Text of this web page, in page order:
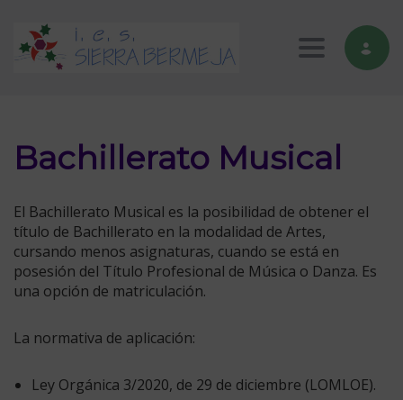
Toggle
Bachillerato Musical
El Bachillerato Musical es la posibilidad de obtener el
título de Bachillerato en la modalidad de Artes,
cursando menos asignaturas, cuando se está en
posesión del Título Profesional de Música o Danza. Es
una opción de matriculación.
La normativa de aplicación:
Ley Orgánica 3/2020, de 29 de diciembre (LOMLOE).